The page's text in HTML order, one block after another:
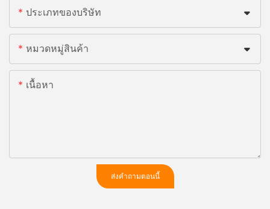
ประเภทของบริษัท
หมวดหมู่สินค้า
เนื้อหา
ส่งคำถามตอนนี้